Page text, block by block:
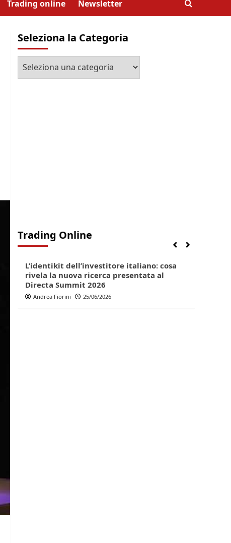
Trading online Newsletter
Seleziona la Categoria
Seleziona
la
Trading Online
Finanza Lifestyle Trading online
L’identikit dell’investitore italiano: cosa
rivela la nuova ricerca presentata al
Directa Summit 2026
Andrea Fiorini 25/06/2026